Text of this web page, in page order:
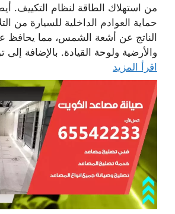
من استهلاك الطاقة لنظام التكييف.
حماية العوادم الداخلية للسيارة من
الناتج عن أشعة الشمس، مما يحافظ
والأرضية ولوحة القيادة. بالإضافة إلى
اقرأ المزيد